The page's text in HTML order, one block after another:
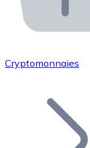
Intégrez
Rejoignez
Ajoutez le
Cryptomonnaies